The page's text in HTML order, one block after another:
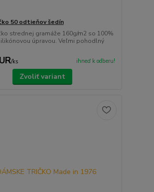
50 odtieňov šedín
strednej gramáže 160g/m2 so 100%
úpravou. Veľmi pohodlný
/ks ihneď k odberu!
Zvoliť variant